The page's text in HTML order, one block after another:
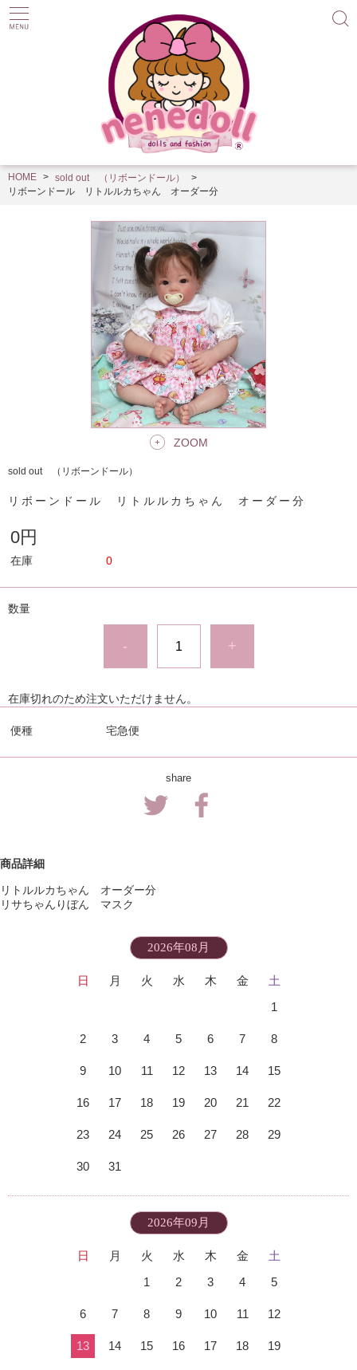
HOME
sold out （リボーンドール）
リボーンドール リトルルカちゃん オーダー分
ZOOM
sold out （リボーンドール）
リボーンドール リトルルカちゃん オーダー分
0円
在庫 0
数量
- +
在庫切れのため注文いただけません。
便種 宅急便
share
商品詳細
リトルルカちゃん オーダー分
リサちゃんりぼん マスク
2026年08月
日 月 火 水 木 金
土
1
2 3 4 5 6 7 8
9 10 11 12 13 14 15
16 17 18 19 20 21 22
23 24 25 26 27 28 29
30 31
2026年09月
日 月 火 水 木 金
土
1
2 3 4 5
6 7 8 9 10 11 12
13 14 15 16 17 18 19